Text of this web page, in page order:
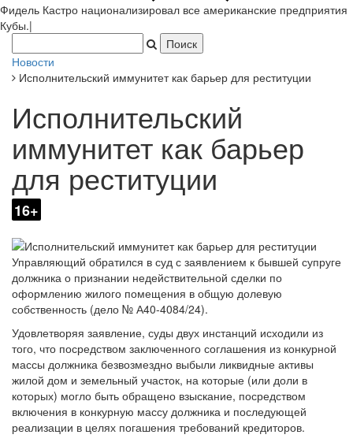
Фидель Кастро национализировал все американские предприятия
|
Новости
Исполнительский иммунитет как барьер для реституции
Исполнительский
иммунитет как барьер
для реституции
16+
Управляющий обратился в суд с заявлением к бывшей супруге
должника о признании недействительной сделки по
оформлению жилого помещения в общую долевую
собственность (дело № А40-4084/24).
Удовлетворяя заявление, суды двух инстанций исходили из
того, что посредством заключенного соглашения из конкурной
массы должника безвозмездно выбыли ликвидные активы
жилой дом и земельный участок, на которые (или доли в
которых) могло быть обращено взыскание, посредством
включения в конкурную массу должника и последующей
реализации в целях погашения требований кредиторов.